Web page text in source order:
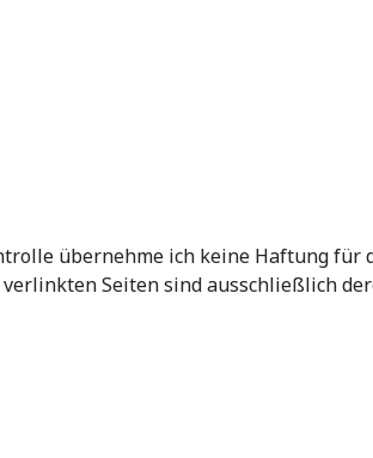
übernehme ich keine Haftung für
Seiten sind ausschließlich